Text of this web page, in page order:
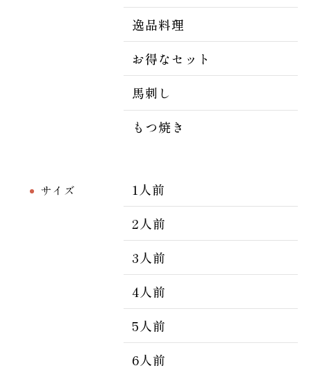
逸品料理
お得なセット
馬刺し
もつ焼き
サイズ
1人前
2人前
3人前
4人前
5人前
6人前